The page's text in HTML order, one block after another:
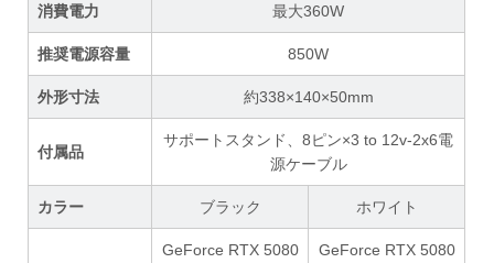
消費電力 最大360W
推奨電源容量 850W
外形寸法 約338×140×50mm
付属品
サポートスタンド、8ピン×3 to 12v-2x6電
源ケーブル
カラー ブラック ホワイト
GeForce RTX 5080
GeForce RTX 5080